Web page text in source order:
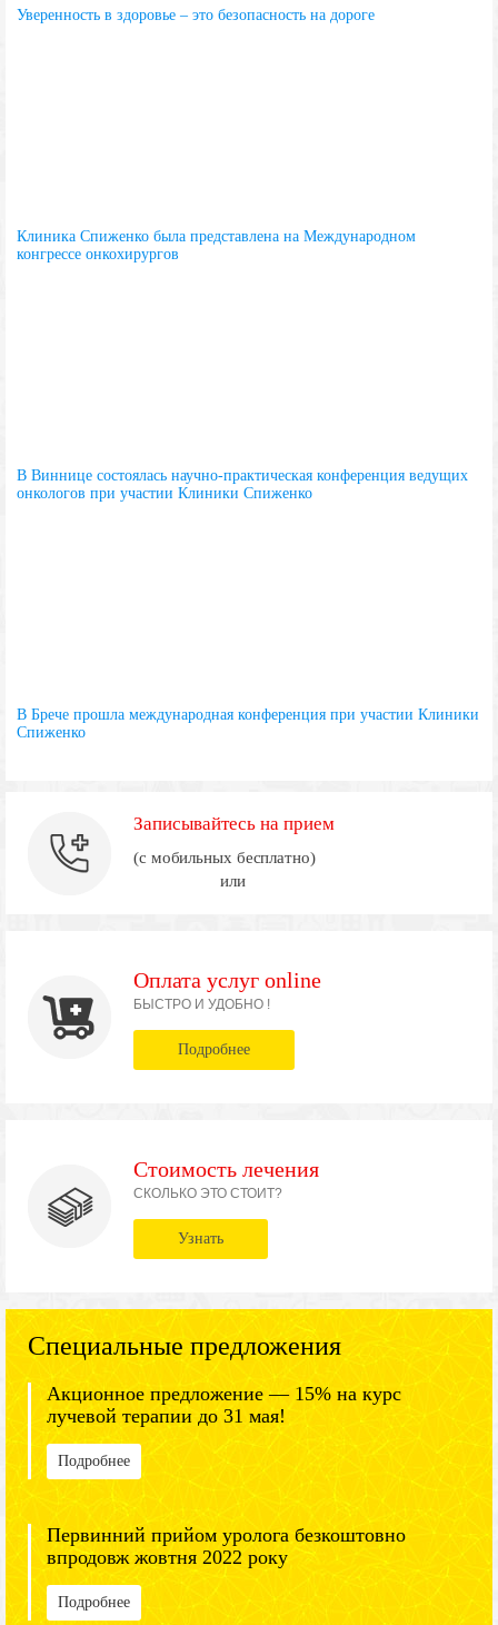
Уверенность в здоровье – это безопасность на дороге
Клиника Спиженко была представлена на Международном
конгрессе онкохирургов
В Виннице состоялась научно-практическая конференция ведущих
онкологов при участии Клиники Спиженко
В Брече прошла международная конференция при участии Клиники
Спиженко
Записывайтесь на прием
(с мобильных бесплатно)
или
Оплата услуг online
БЫСТРО И УДОБНО !
Подробнее
Стоимость лечения
СКОЛЬКО ЭТО СТОИТ?
Узнать
Специальные предложения
Акционное предложение — 15% на курс
лучевой терапии до 31 мая!
Подробнее
Первинний прийом уролога безкоштовно
впродовж жовтня 2022 року
Подробнее